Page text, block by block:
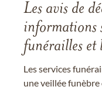
Les avis de
informations
funérailles et
Les services
une veillée